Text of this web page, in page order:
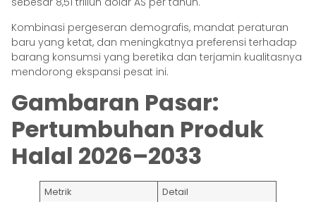
Kombinasi pergeseran demografis, mandat peraturan
baru yang ketat, dan meningkatnya preferensi terhadap
barang konsumsi yang beretika dan terjamin kualitasnya
mendorong ekspansi pesat ini.
Gambaran Pasar:
Pertumbuhan Produk
Halal 2026–2033
Metrik
Detail